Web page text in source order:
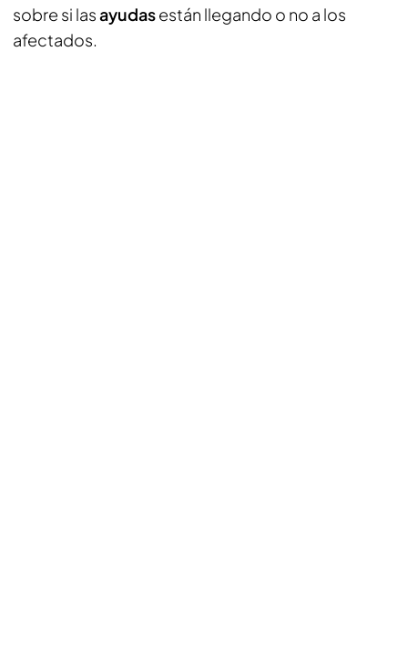
sobre si lasayudasestán llegando o no a los
afectados.